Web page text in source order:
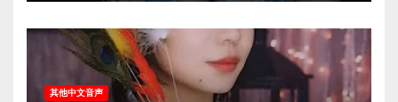
其他中文音声